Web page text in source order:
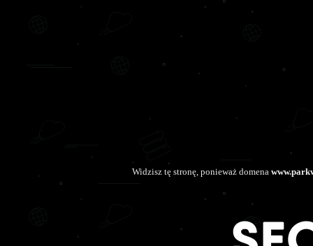
Widzisz tę stronę, ponieważ domena